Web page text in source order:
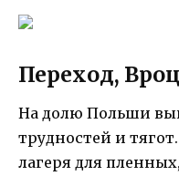
Переход,
На долю Польши
трудностей и
лагеря для